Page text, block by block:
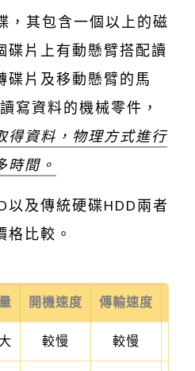
，其包含一個以上的磁
碟片上有動懸臂搭配讀
碟片及移動懸臂的馬
寫資料的機械零件，
得資料，物理方式進行
時間。
以及傳統硬碟HDD兩者
格比較。
開機速度 傳輸速度
較慢 較慢